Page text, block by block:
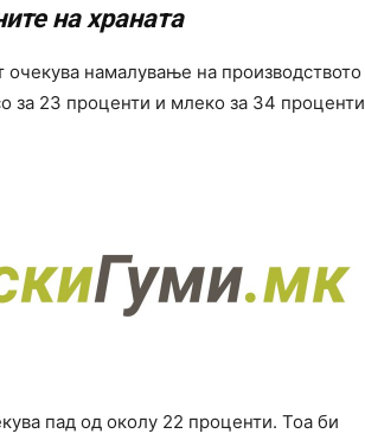
на храната
намалување на производството
за 23 проценти и млеко за 34 проценти
пад од околу 22 проценти. Тоа би